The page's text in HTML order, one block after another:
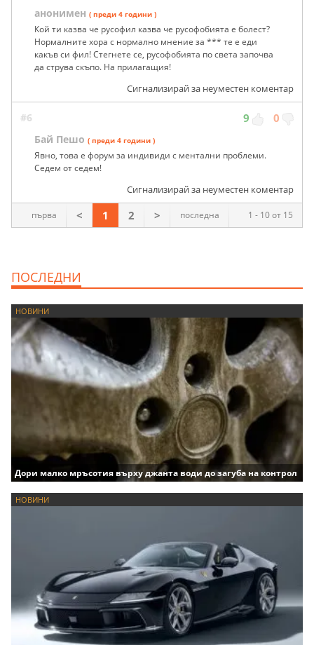
анонимен ( преди 4 години )
Кой ти казва че русофил казва че русофобията е болест?
Нормалните хора с нормално мнение за *** те е еди
какъв си фил! Стегнете се, русофобията по света започва
да струва скъпо. На прилагащия!
Сигнализирай за неуместен коментар
#6 9 0
Бай Пешо ( преди 4 години )
Явно, това е форум за индивиди с ментални проблеми.
Седем от седем!
Сигнализирай за неуместен коментар
1 - 10 от 15
първа < 1 2 > последна
ПОСЛЕДНИ
НОВИНИ
Дори малко мръсотия върху джанта води до загуба на контрол
НОВИНИ